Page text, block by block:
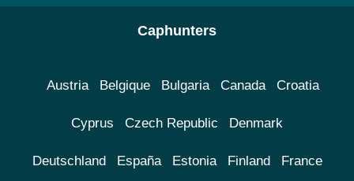
Caphunters
Austria Belgique Bulgaria Canada Croatia
Cyprus Czech Republic Denmark
Deutschland España Estonia Finland France